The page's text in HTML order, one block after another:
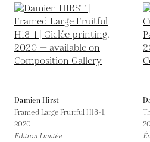
Damien Hirst
Framed Large Fruitful H18-1,
2020
Édition Limitée